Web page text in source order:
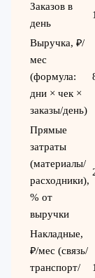
Заказов в
день
Выручка, ₽/
мес
(формула:
дни × чек ×
заказы/день)
Прямые
затраты
(материалы/
расходники),
% от
выручки
Накладные,
₽/мес (связь/
транспорт/